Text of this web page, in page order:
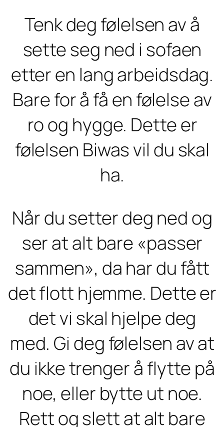
Tenk deg følelsen av å
sette seg ned i sofaen
etter en lang arbeidsdag.
Bare for å få en følelse av
ro og hygge. Dette er
følelsen Biwas vil du skal
ha.
Når du setter deg ned og
ser at alt bare «passer
sammen», da har du fått
det flott hjemme. Dette er
det vi skal hjelpe deg
med. Gi deg følelsen av at
du ikke trenger å flytte på
noe, eller bytte ut noe.
Rett og slett at alt bare